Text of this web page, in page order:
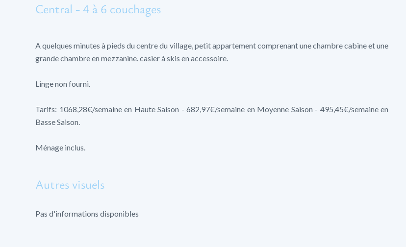
Central - 4 à 6 couchages
A quelques minutes à pieds du centre du village, petit appartement comprenant une chambre cabine et une
grande chambre en mezzanine. casier à skis en accessoire.
Linge non fourni.
Tarifs: 1068,28€/semaine en Haute Saison - 682,97€/semaine en Moyenne Saison - 495,45€/semaine en
Basse Saison.
Ménage inclus.
Autres visuels
Pas d'informations disponibles